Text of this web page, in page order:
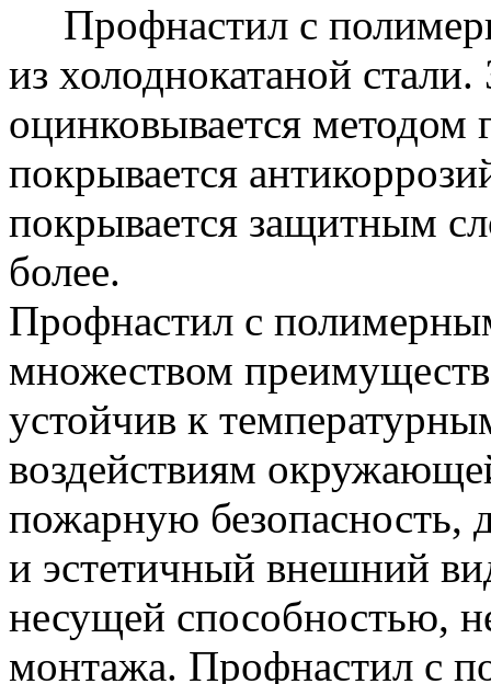
Профнастил с
из холоднокатаной
оцинковывается методом
покрывается
покрывается защитным
более.
Профнастил с
множеством
устойчив к
воздействиям
пожарную безопасность,
и эстетичный внешний
несущей способностью,
монтажа. Профнастил с